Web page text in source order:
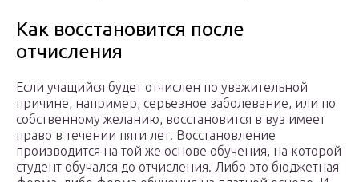
Как восстановится после
отчисления
Если учащийся будет отчислен по уважительной
причине, например, серьезное заболевание, или по
собственному желанию, восстановится в вуз имеет
право в течении пяти лет. Восстановление
производится на той же основе обучения, на которой
студент обучался до отчисления. Либо это бюджетная